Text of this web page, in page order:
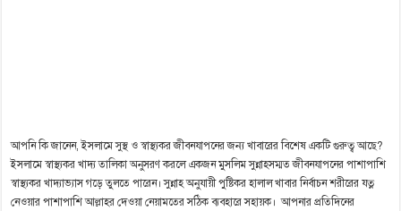
আপনি কি জানেন, ইসলামে সুস্থ ও স্বাস্থ্যকর জীবনযাপনের জন্য খাবারের বিশেষ একটি গুরুত্ব আছে?
ইসলামে স্বাস্থ্যকর খাদ্য তালিকা অনুসরণ করলে একজন মুসলিম সুন্নাহসম্মত জীবনযাপনের পাশাপাশি
স্বাস্থ্যকর খাদ্যাভ্যাস গড়ে তুলতে পারেন। সুন্নাহ অনুযায়ী পুষ্টিকর হালাল খাবার নির্বাচন শরীরের যত্ন
নেওয়ার পাশাপাশি আল্লাহর দেওয়া নেয়ামতের সঠিক ব্যবহারে সহায়ক। আপনার প্রতিদিনের